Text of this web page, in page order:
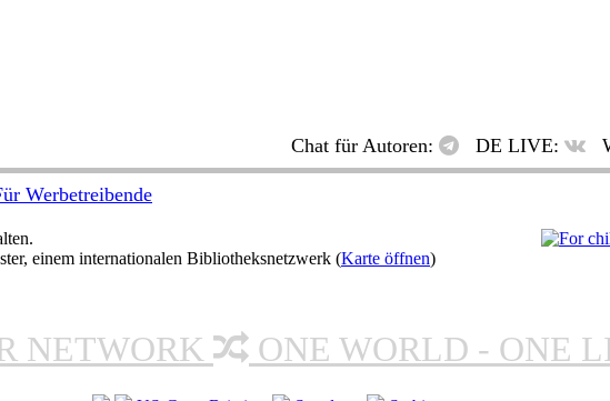
Chat für Autoren: DE LIVE:
Werbetreibende
einem internationalen Bibliotheksnetzwerk (Karte öffnen)
NETWORK ONE WORLD - ONE